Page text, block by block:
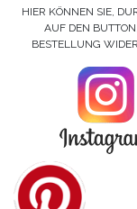
HIER KÖNNEN SIE,
AUF DEN
BESTELLUNG